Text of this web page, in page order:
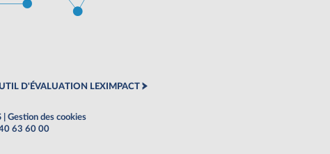
D'ÉVALUATION LEXIMPACT
Gestion des cookies
63 60 00